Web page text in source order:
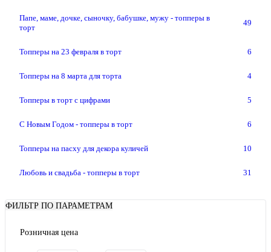
Папе, маме, дочке, сыночку, бабушке, мужу - топперы в
торт
49
Топперы на 23 февраля в торт 6
Топперы на 8 марта для торта 4
Топперы в торт с цифрами 5
С Новым Годом - топперы в торт 6
Топперы на пасху для декора куличей 10
Любовь и свадьба - топперы в торт 31
ФИЛЬТР ПО ПАРАМЕТРАМ
Розничная цена